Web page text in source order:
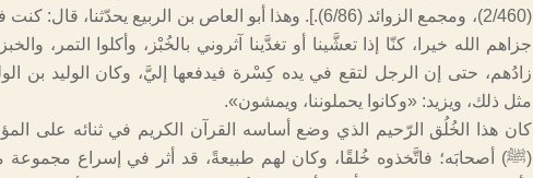
(2/460)، ومجمع الزوائد (6/86).]. وهذا أبو العاص بن الربيع
جزاهم الله خيرا، كنّا إذا تعشَّينا أو تغدَّينا آثروني بالخُبْز، وأكلوا التمر،
زادُهم، حتى إن الرجل لتقع في يده كِسْرة فيدفعها إليَّ، وكان الوليد بن
مثل ذلك، ويزيد: «وكانوا يحملوننا، ويمشون».
كان هذا الخُلُق الرّحيم الذي وضع أساسه القرآن الكريم في ثنائه على
(ﷺ) أصحابَه؛ فاتَّخذوه خُلقًا، وكان لهم طبيعةً، قد أثر في إسراع